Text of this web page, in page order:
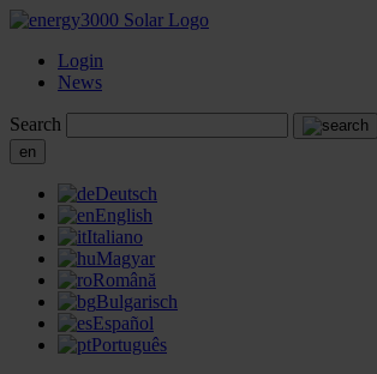
Login
News
Search
en
Deutsch
English
Italiano
Magyar
Română
Bulgarisch
Español
Português